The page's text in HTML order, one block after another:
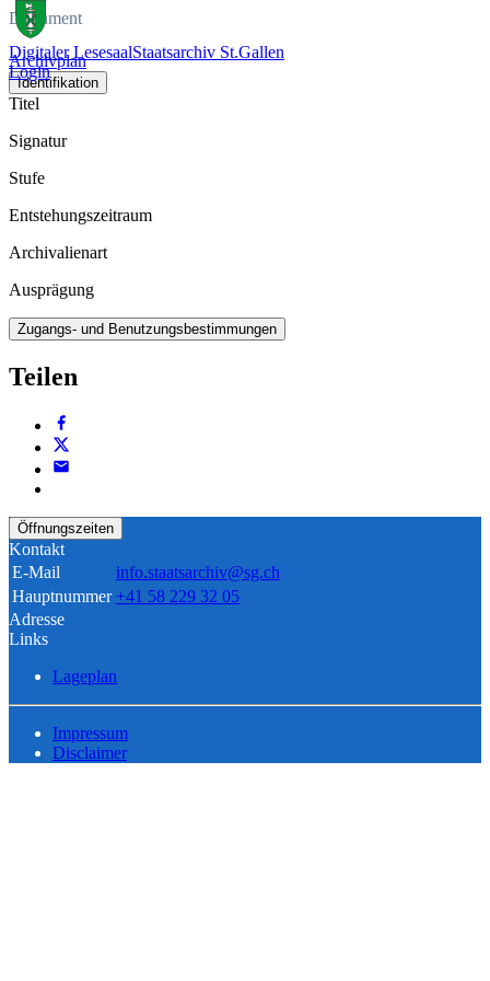
Digitaler LesesaalStaatsarchiv St.Gallen
Login
Dokument
Archivplan
Identifikation
Titel
Signatur
Stufe
Entstehungszeitraum
Archivalienart
Ausprägung
Zugangs- und Benutzungsbestimmungen
Teilen
Öffnungszeiten
Kontakt
E-Mail
info.staatsarchiv@sg.ch
Hauptnummer +41 58 229 32 05
Adresse
Links
Lageplan
Impressum
Disclaimer